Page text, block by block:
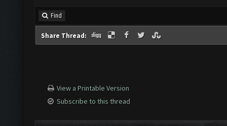
Find
Share Thread:
View a Printable Version
Subscribe to this thread